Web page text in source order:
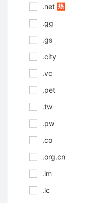
.net
.gg
.gs
.city
.vc
.pet
.tw
.pw
.co
.org.cn
.im
.lc